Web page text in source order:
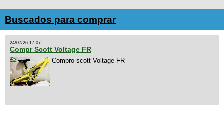
Buscados para comprar
24/07/26 17:07
Compr Scott Voltage FR
Compro scott Voltage FR